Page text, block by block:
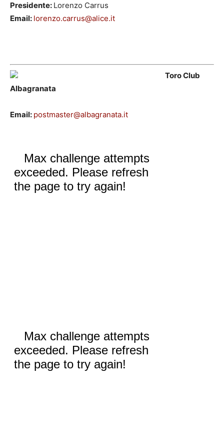
Presidente: Lorenzo Carrus
Email: lorenzo.carrus@alice.it
Toro Club
Albagranata
Email: postmaster@albagranata.it